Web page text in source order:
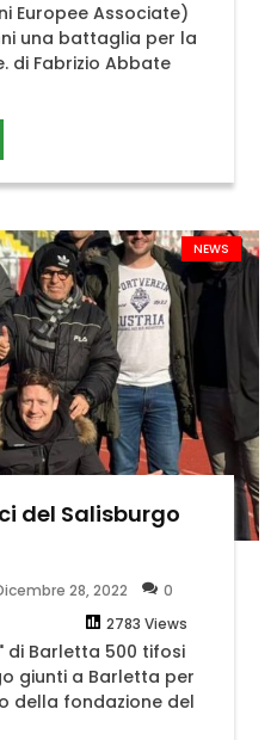
Europee Associate)
una battaglia per la
di Fabrizio Abbate
NEWS
del Salisburgo
28, 2022
2783 Views
0
di Barletta 500 tifosi
giunti a Barletta per
della fondazione del